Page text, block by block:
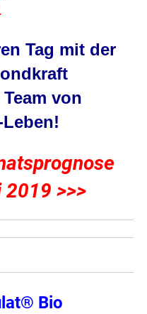
Tag mit der
von
!
>>>
Bio